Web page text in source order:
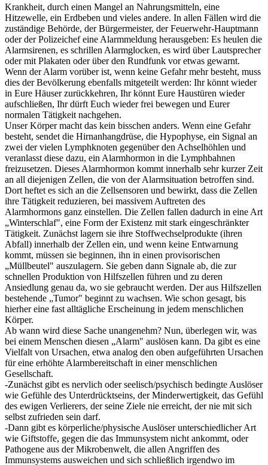
Krankheit, durch einen Mangel an Nahrungsmitteln, eine
Hitzewelle, ein Erdbeben und vieles andere. In allen Fällen wird die
zuständige Behörde, der Bürgermeister, der Feuerwehr-Hauptmann
oder der Polizeichef eine Alarmmeldung herausgeben: Es heulen die
Alarmsirenen, es schrillen Alarmglocken, es wird über Lautsprecher
oder mit Plakaten oder über den Rundfunk vor etwas gewarnt.
Wenn der Alarm vorüber ist, wenn keine Gefahr mehr besteht, muss
dies der Bevölkerung ebenfalls mitgeteilt werden: Ihr könnt wieder
in Eure Häuser zurückkehren, Ihr könnt Eure Haustüren wieder
aufschließen, Ihr dürft Euch wieder frei bewegen und Eurer
normalen Tätigkeit nachgehen.
Unser Körper macht das kein bisschen anders. Wenn eine Gefahr
besteht, sendet die Hirnanhangdrüse, die Hypophyse, ein Signal an
zwei der vielen Lymphknoten gegenüber den Achselhöhlen und
veranlasst diese dazu, ein Alarmhormon in die Lymphbahnen
freizusetzen. Dieses Alarmhormon kommt innerhalb sehr kurzer Zeit
an all diejenigen Zellen, die von der Alarmsituation betroffen sind.
Dort heftet es sich an die Zellsensoren und bewirkt, dass die Zellen
ihre Tätigkeit reduzieren, bei massivem Auftreten des
Alarmhormons ganz einstellen. Die Zellen fallen dadurch in eine Art
„Winterschlaf", eine Form der Existenz mit stark eingeschränkter
Tätigkeit. Zunächst lagern sie ihre Stoffwechselprodukte (ihren
Abfall) innerhalb der Zellen ein, und wenn keine Entwarnung
kommt, müssen sie beginnen, ihn in einen provisorischen
„Müllbeutel" auszulagern. Sie geben dann Signale ab, die zur
schnellen Produktion von Hilfszellen führen und zu deren
Ansiedlung genau da, wo sie gebraucht werden. Der aus Hilfszellen
bestehende „Tumor" beginnt zu wachsen. Wie schon gesagt, bis
hierher eine fast alltägliche Erscheinung in jedem menschlichen
Körper.
Ab wann wird diese Sache unangenehm? Nun, überlegen wir, was
bei einem Menschen diesen „Alarm" auslösen kann. Da gibt es eine
Vielfalt von Ursachen, etwa analog den oben aufgeführten Ursachen
für eine erhöhte Alarmbereitschaft in einer menschlichen
Gesellschaft.
-Zunächst gibt es nervlich oder seelisch/psychisch bedingte Auslöser
wie Gefühle des Unterdrücktseins, der Minderwertigkeit, das Gefühl
des ewigen Verlierers, der seine Ziele nie erreicht, der nie mit sich
selbst zufrieden sein darf.
-Dann gibt es körperliche/physische Auslöser unterschiedlicher Art
wie Giftstoffe, gegen die das Immunsystem nicht ankommt, oder
Pathogene aus der Mikrobenwelt, die allen Angriffen des
Immunsystems ausweichen und sich schließlich irgendwo im